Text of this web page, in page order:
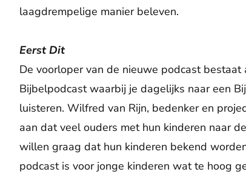
laagdrempelige manier beleven.
Eerst Dit
De voorloper van de nieuwe podcast bestaat
Bijbelpodcast waarbij je dagelijks naar een
luisteren. Wilfred van Rijn, bedenker en
aan dat veel ouders met hun kinderen naar
willen graag dat hun kinderen bekend
podcast is voor jonge kinderen wat te hoog